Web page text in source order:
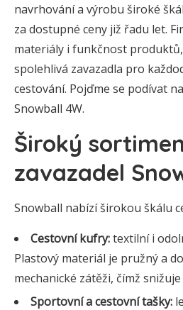
navrhování a výrobu široké
za dostupné ceny již řadu let.
materiály i funkčnost
spolehlivá zavazadla pro
cestování. Pojďme se podívat
Snowball 4W.
Široký
zavazadel
Snowball nabízí širokou škálu
Cestovní kufry:textilní i
Plastový materiál je pružný a
mechanické zátěži, čímž
Sportovní a cestovní tašky: